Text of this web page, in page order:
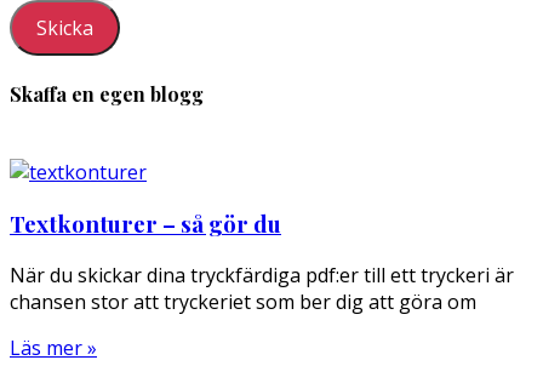
Skicka
Skaffa en egen blogg
Textkonturer – så gör du
När du skickar dina tryckfärdiga pdf:er till ett tryckeri är
chansen stor att tryckeriet som ber dig att göra om
Läs mer »